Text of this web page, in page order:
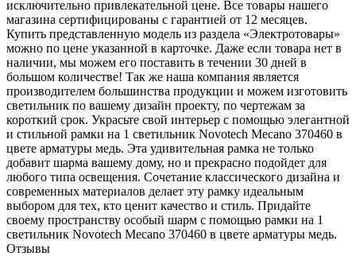
исключительно привлекательной цене. Все товары нашего
магазина сертифицированы с гарантией от 12 месяцев.
Купить представленную модель из раздела «Электротовары»
можно по цене указанной в карточке. Даже если товара нет в
наличии, мы можем его поставить в течении 30 дней в
большом количестве! Так же наша компания является
производителем большинства продукции и можем изготовить
светильник по вашему дизайн проекту, по чертежам за
короткий срок. Украсьте свой интерьер с помощью элегантной
и стильной рамки на 1 светильник Novotech Mecano 370460 в
цвете арматуры медь. Эта удивительная рамка не только
добавит шарма вашему дому, но и прекрасно подойдет для
любого типа освещения. Сочетание классического дизайна и
современных материалов делает эту рамку идеальным
выбором для тех, кто ценит качество и стиль. Придайте
своему пространству особый шарм с помощью рамки на 1
светильник Novotech Mecano 370460 в цвете арматуры медь.
Отзывы